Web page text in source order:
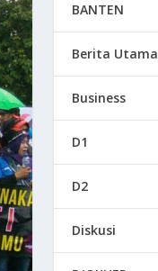
BANTEN
Berita Utama
Business
D1
D2
Diskusi